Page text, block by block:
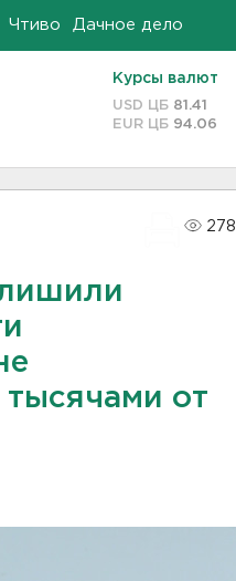
Чтиво Дачное дело
Курсы валют
USD ЦБ 81.41
EUR ЦБ 94.06
278
от